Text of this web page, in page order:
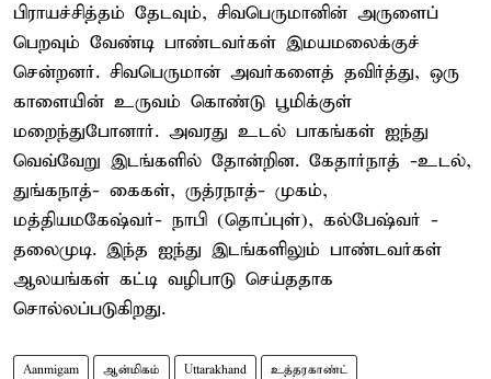
பிராயச்சித்தம் தேடவும், சிவபெருமானின் அருளைப்
பெறவும் வேண்டி பாண்டவர்கள் இமயமலைக்குச்
சென்றனர். சிவபெருமான் அவர்களைத் தவிர்த்து, ஒரு
காளையின் உருவம் கொண்டு பூமிக்குள்
மறைந்துபோனார். அவரது உடல் பாகங்கள் ஐந்து
வெவ்வேறு இடங்களில் தோன்றின. கேதார்நாத் -உடல்,
துங்கநாத்- கைகள், ருத்ரநாத்- முகம்,
மத்தியமகேஷ்வர்- நாபி (தொப்புள்), கல்பேஷ்வர் -
தலைமுடி. இந்த ஐந்து இடங்களிலும் பாண்டவர்கள்
ஆலயங்கள் கட்டி வழிபாடு செய்ததாக
சொல்லப்படுகிறது.
Aanmigam ஆன்மிகம் Uttarakhand உத்தரகாண்ட்